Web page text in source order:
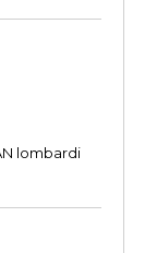
lombardi